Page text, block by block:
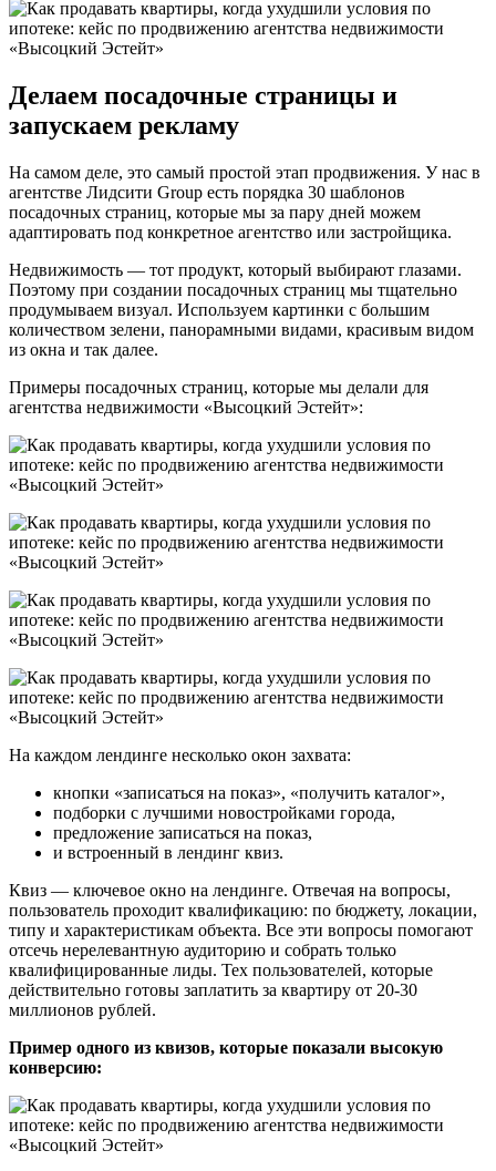
Делаем посадочные страницы и
запускаем рекламу
На самом деле, это самый простой этап продвижения. У нас в
агентстве Лидсити Group есть порядка 30 шаблонов
посадочных страниц, которые мы за пару дней можем
адаптировать под конкретное агентство или застройщика.
Недвижимость — тот продукт, который выбирают глазами.
Поэтому при создании посадочных страниц мы тщательно
продумываем визуал. Используем картинки с большим
количеством зелени, панорамными видами, красивым видом
из окна и так далее.
Примеры посадочных страниц, которые мы делали для
агентства недвижимости «Высоцкий Эстейт»:
На каждом лендинге несколько окон захвата:
кнопки «записаться на показ», «получить каталог»,
подборки с лучшими новостройками города,
предложение записаться на показ,
и встроенный в лендинг квиз.
Квиз — ключевое окно на лендинге. Отвечая на вопросы,
пользователь проходит квалификацию: по бюджету, локации,
типу и характеристикам объекта. Все эти вопросы помогают
отсечь нерелевантную аудиторию и собрать только
квалифицированные лиды. Тех пользователей, которые
действительно готовы заплатить за квартиру от 20-30
миллионов рублей.
Пример одного из квизов, которые показали высокую
конверсию: